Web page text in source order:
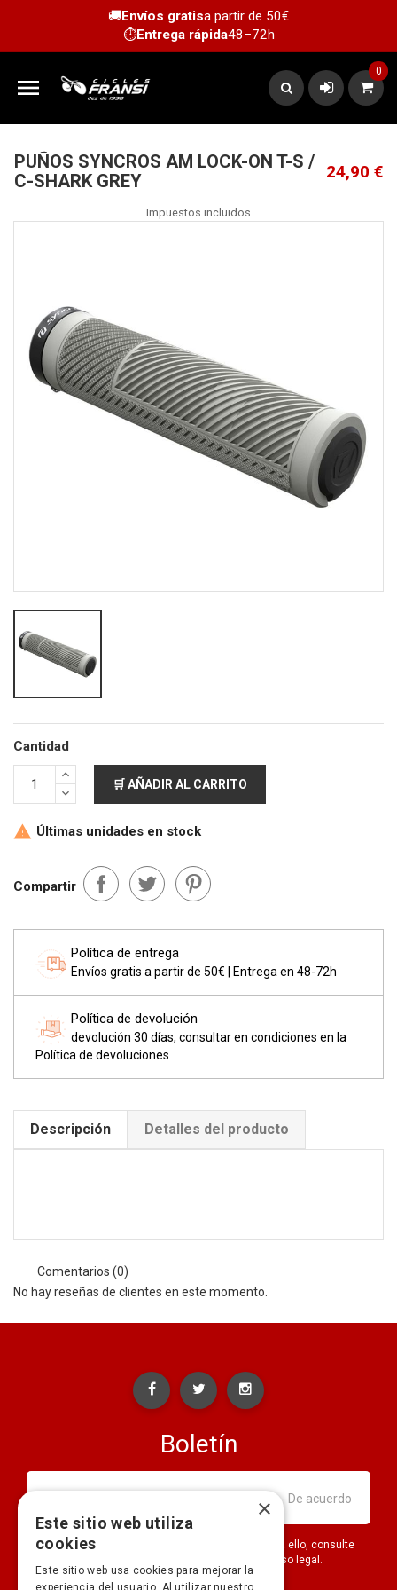
🚚Envíos gratisa partir de 50€
⏱️Entrega rápida48–72h

0
PUÑOS SYNCROS AM LOCK-ON T-S /
C-SHARK GREY
24,90 €
Impuestos incluidos
Cantidad
🛒 AÑADIR AL CARRITO
 Últimas unidades en stock
Compartir
Política de entrega
Envíos gratis a partir de 50€ | Entrega en 48-72h
Política de devolución
devolución 30 días, consultar en condiciones en la
Política de devoluciones
Descripción Detalles del producto
Comentarios (0)
No hay reseñas de clientes en este momento.
Boletín
Puede darse de baja en cualquier momento. Para ello, consulte
nuestra información de contacto en el aviso legal.
×
Este sitio web utiliza
cookies
Este sitio web usa cookies para mejorar la
experiencia del usuario. Al utilizar nuestro